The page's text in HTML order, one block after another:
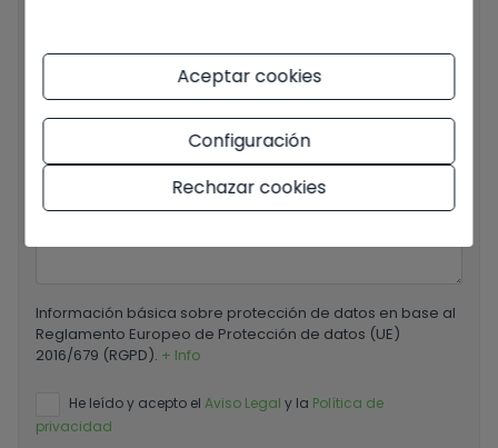
Tu teléfono*
Tu mensaje
Información básica sobre protección de datos en base al
Reglamento Europeo de Protección de datos (UE)
2016/679 (RGPD). + Info
He leído y acepto el Aviso Legal y la Política de
privacidad
Aceptar cookies
Configuración
Rechazar cookies